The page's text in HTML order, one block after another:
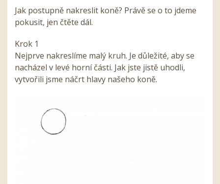
Jak postupně nakreslit koně? Právě se o to jdeme
pokusit, jen čtěte dál.
Krok 1
Nejprve nakreslíme malý kruh. Je důležité, aby se
nacházel v levé horní části. Jak jste jistě uhodli,
vytvořili jsme náčrt hlavy našeho koně.